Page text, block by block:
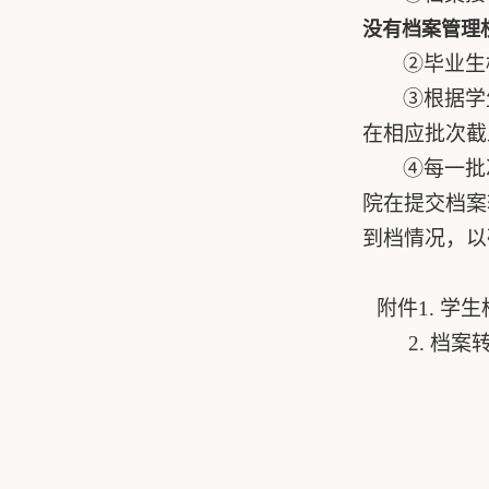
没有档案管理
②毕业生
③根据学
在相应批次
④每一批
院在提交档
到档情况，
附件1. 学生
2. 档案